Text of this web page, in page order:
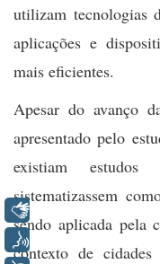
utilizam tecnologias
aplicações e
mais eficientes.
Apesar do avanço
apresentado pelo
existiam estudos
sistematizassem
sendo aplicada pela
contexto de cidades
Voz